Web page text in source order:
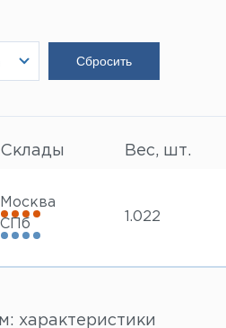
Склады Вес, шт.
Москва
СПб
1.022
характеристики